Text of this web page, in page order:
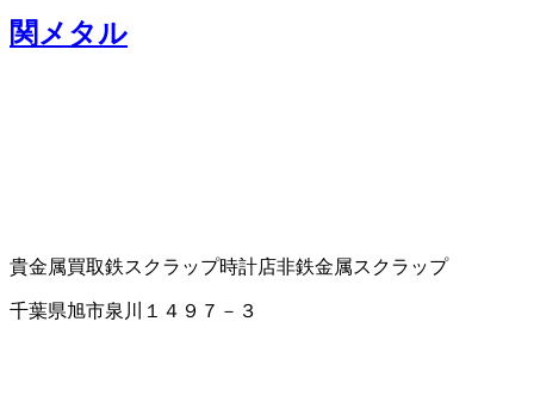
関メタル
貴金属買取鉄スクラップ時計店非鉄金属スクラップ
千葉県旭市泉川１４９７－３